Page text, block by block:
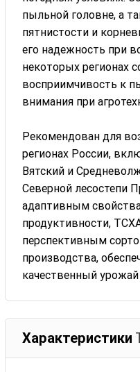
пыльной головне, а
пятнистости и
его надежность при
некоторых регионах
восприимчивость к
внимания при
Рекомендован для
регионах России,
Вятский и
Северной лесостепи
адаптивным
продуктивности,
перспективным
производства,
качественный урожай
Характеристики